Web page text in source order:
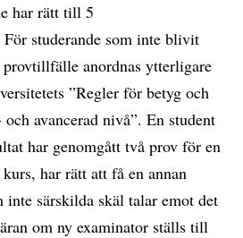
har rätt till 5
studerande som inte blivit
anordnas ytterligare
”Regler för betyg och
avancerad nivå”. En student
har genomgått två prov för en
har rätt att få en annan
inte särskilda skäl talar emot det
om ny examinator ställs till